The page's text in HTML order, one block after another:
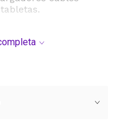
hombro ajustable y
estudiantes que